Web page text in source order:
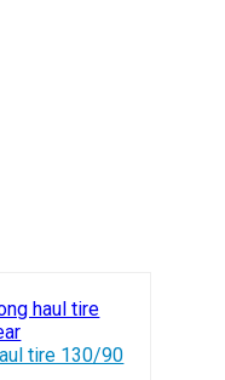
tire 130/90